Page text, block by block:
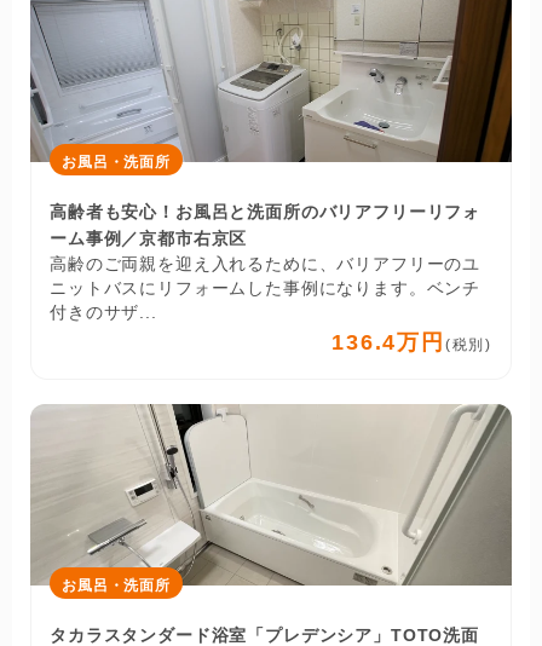
お風呂・洗面所
高齢者も安心！お風呂と洗面所のバリアフリーリフォ
ーム事例／京都市右京区
高齢のご両親を迎え入れるために、バリアフリーのユ
ニットバスにリフォームした事例になります。ベンチ
付きのサザ...
136.4万円 (税別)
お風呂・洗面所
タカラスタンダード浴室「プレデンシア」TOTO洗面